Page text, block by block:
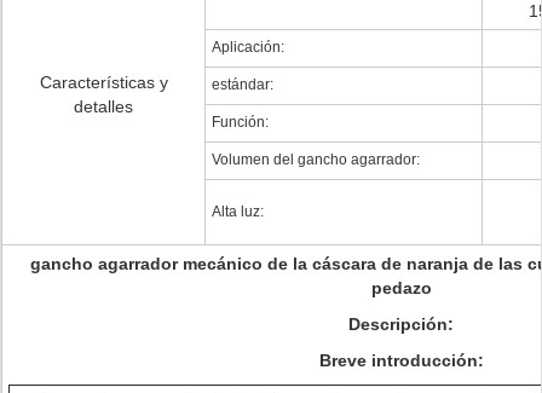
Características y
detalles
Aplicación:
estándar:
Función:
Volumen del gancho agarrador:
Alta luz:
gancho agarrador mecánico de la cáscara de naranja de las
pedazo
Descripción:
Breve introducción: